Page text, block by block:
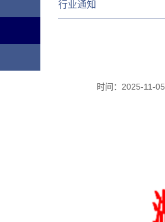
行业通知
时间： 2025-11-05